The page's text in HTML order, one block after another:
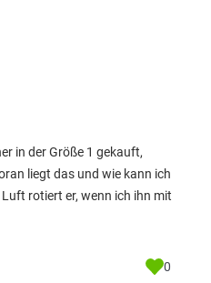
in der Größe 1 gekauft,
liegt das und wie kann ich
rotiert er, wenn ich ihn mit
0